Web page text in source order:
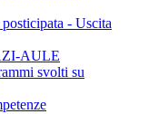
- Uscita
AULE
svolti su